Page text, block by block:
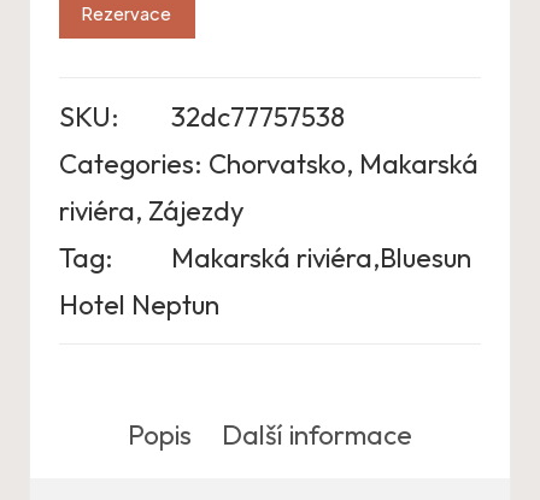
Rezervace
SKU:
32dc77757538
Categories: Chorvatsko, Makarská
riviéra, Zájezdy
Tag:
Makarská riviéra,Bluesun
Hotel Neptun
Popis Další informace